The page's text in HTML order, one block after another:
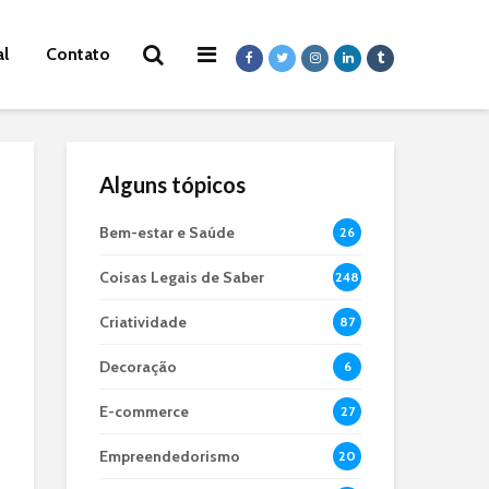
Contato
Alguns tópicos
Bem-estar e Saúde 26
Coisas Legais de Saber 248
Criatividade 87
Decoração 6
E-commerce 27
Empreendedorismo 20